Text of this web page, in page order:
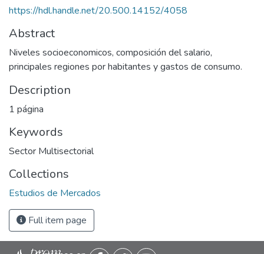
https://hdl.handle.net/20.500.14152/4058
Abstract
Niveles socioeconomicos, composición del salario,
principales regiones por habitantes y gastos de consumo.
Description
1 página
Keywords
Sector Multisectorial
Collections
Estudios de Mercados
Full item page